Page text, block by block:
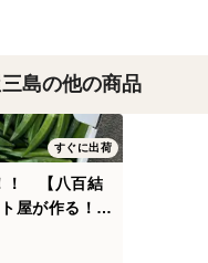
耕栽培」にこだわり、
を行い、化学肥料は極
機肥料を使っています。
いて、土作りは一番重
。
三島の他の商品
すぐに出荷
！ 【八百結
屋が作る！ね